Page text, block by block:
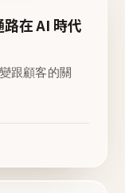
在 AI 時代
跟顧客的關